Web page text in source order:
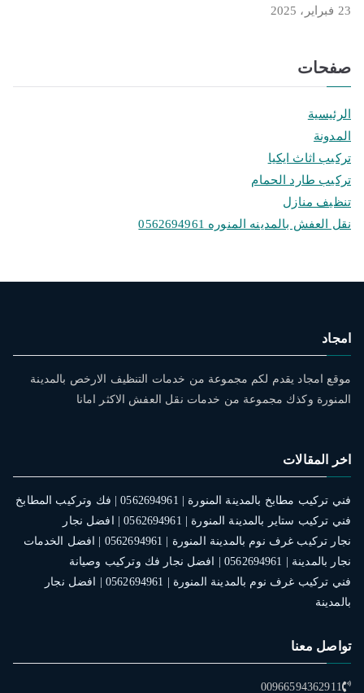
23 فبراير، 2025
صفحات
الرئيسية
المدونة
تركيب اثاث ايكيا
تركيب طارد الحمام
تنظيف منازل
نقل العفش بالمدينه المنوره 0562694961
امجاد
موقع امجاد يقدم لكم مجموعة من خدمات التنظيف الارخص بالمدينة
المنورة وكذك مجموعة من خدمات نقل العفش الاكثر امانا
اخر المقالات
فني تركيب مطابخ بالمدينة المنورة | 0562694961 | فك وتركيب المطابخ
فني تركيب ستاير بالمدينة المنورة | 0562694961 | افضل نجار
نجار تركيب غرف نوم بالمدينة المنورة | 0562694961 | افضل الخدمات
نجار بالمدينة | 0562694961 | افضل نجار فك وتركيب وصيانة
فني تركيب غرف نوم بالمدينة المنورة | 0562694961 | افضل نجار
بالمدينة
تواصل معنا
00966594362911